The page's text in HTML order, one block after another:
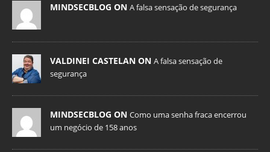
MINDSECBLOG ON A falsa sensação de segurança
VALDINEI CASTELAN ON A falsa sensação de
segurança
MINDSECBLOG ON Como uma senha fraca encerrou
um negócio de 158 anos